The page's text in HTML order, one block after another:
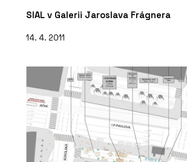
SIAL v Galerii Jaroslava Frágnera
14. 4. 2011